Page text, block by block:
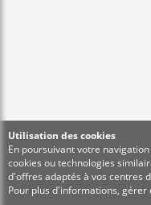
Utilisation des cookies
En poursuivant votre
cookies ou technologies
d'offres adaptés à vos centres
Pour plus d'informations,